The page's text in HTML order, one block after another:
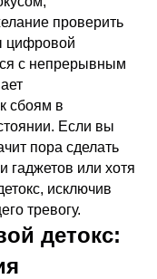
проверить
цифровой
с непрерывным
сбоям в
Если вы
пора сделать
гаджетов или хотя
исключив
тревогу.
детокс: